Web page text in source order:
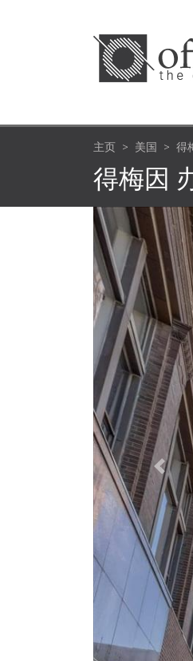
主页 美国 得
得梅因